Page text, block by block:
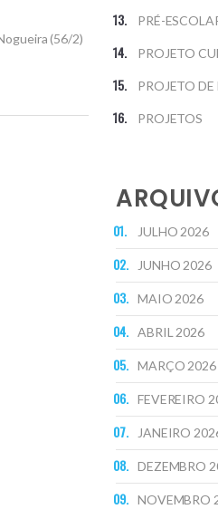
(56/2)
PRÉ-
PROJETO
PROJETO
PROJETOS
JULHO 2026
JUNHO 2026
MAIO 2026
ABRIL 2026
MARÇO 2026
FEVEREIRO
JANEIRO
DEZEMBRO
NOVEMBRO